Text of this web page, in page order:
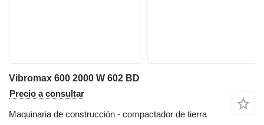
Vibromax 600 2000 W 602 BD
Precio a consultar
Maquinaria de construcción - compactador de tierra